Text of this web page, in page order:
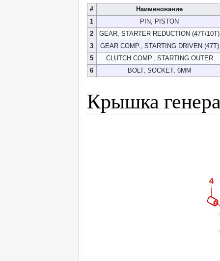
#
Наименование
1
PIN, PISTON
2
GEAR, STARTER REDUCTION (47T/10T)
3
GEAR COMP., STARTING DRIVEN (47T)
5
CLUTCH COMP., STARTING OUTER
6
BOLT, SOCKET, 6MM
Крышка